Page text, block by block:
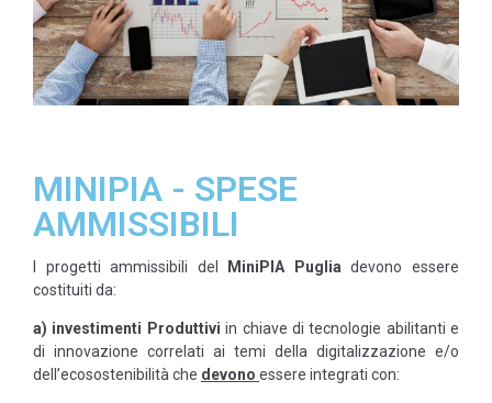
MINIPIA - SPESE
AMMISSIBILI
I progetti ammissibili del MiniPIA Puglia devono essere
costituiti da:
a) investimenti Produttiviin chiave di tecnologie abilitanti e
di innovazione correlati ai temi della digitalizzazione e/o
dell’ecosostenibilità che devono essere integrati con: